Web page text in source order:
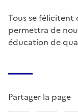
Tous se
permettra de
éducation de
Partager la page